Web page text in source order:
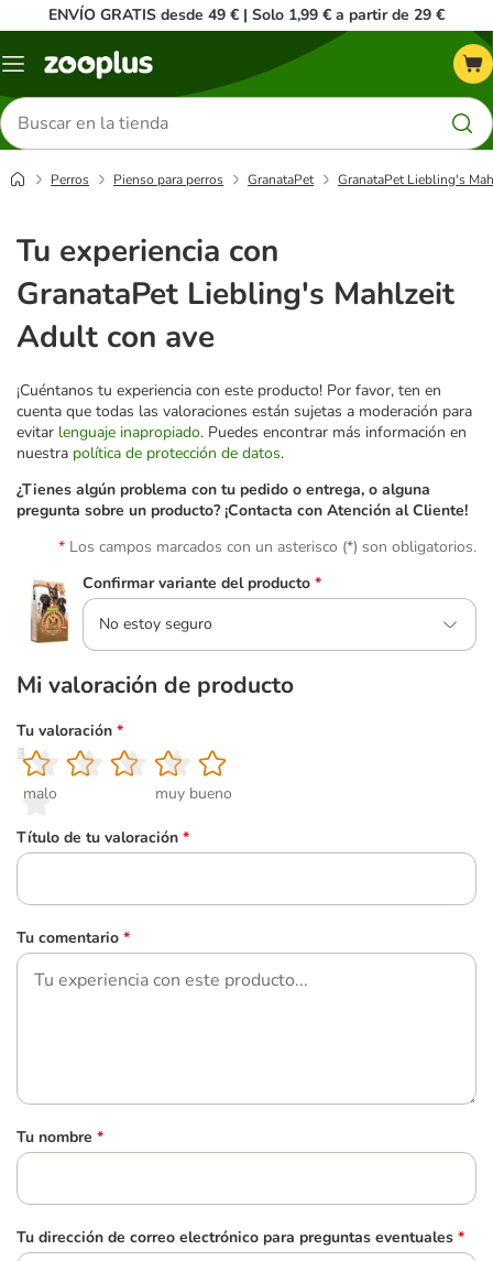
ENVÍO GRATIS desde 49 € | Solo 1,99 € a partir de 29 €
Menú
Buscar
productos
Perros Pienso para perros GranataPet GranataPet Liebling's
Tu experiencia con
GranataPet Liebling's Mahlzeit
Adult con ave
¡Cuéntanos tu experiencia con este producto! Por favor, ten en
cuenta que todas las valoraciones están sujetas a moderación para
evitar lenguaje inapropiado. Puedes encontrar más información en
nuestra política de protección de datos.
¿Tienes algún problema con tu pedido o entrega, o alguna
pregunta sobre un producto? ¡Contacta con Atención al Cliente!
Los campos marcados con un asterisco (*) son obligatorios.
Confirmar variante del producto *
No estoy seguro
Mi valoración de producto
Tu valoración *
1
malo
2
3
4
5
muy bueno
Título de tu valoración *
Tu comentario *
Tu nombre *
Tu dirección de correo electrónico para preguntas eventuales *